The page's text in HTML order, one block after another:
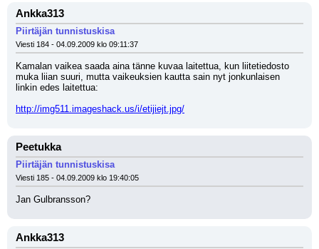
Ankka313
Piirtäjän tunnistuskisa
Viesti 184 - 04.09.2009 klo 09:11:37
Kamalan vaikea saada aina tänne kuvaa laitettua, kun liitetiedosto
muka liian suuri, mutta vaikeuksien kautta sain nyt jonkunlaisen
linkin edes laitettua:
http://img511.imageshack.us/i/etijiejt.jpg/
Peetukka
Piirtäjän tunnistuskisa
Viesti 185 - 04.09.2009 klo 19:40:05
Jan Gulbransson?
Ankka313